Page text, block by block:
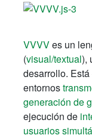
VVVVes un
(visual/textual),
desarrollo.
entornos
generación de
ejecución de
usuarios